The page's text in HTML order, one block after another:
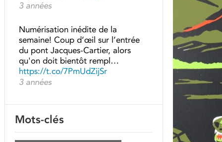
3 années
Numérisation inédite de la
semaine! Coup d’œil sur l’entrée
du pont Jacques-Cartier, alors
qu'on doit bientôt rempl…
https://t.co/7PmUdZijSr
3 années
Mots-clés